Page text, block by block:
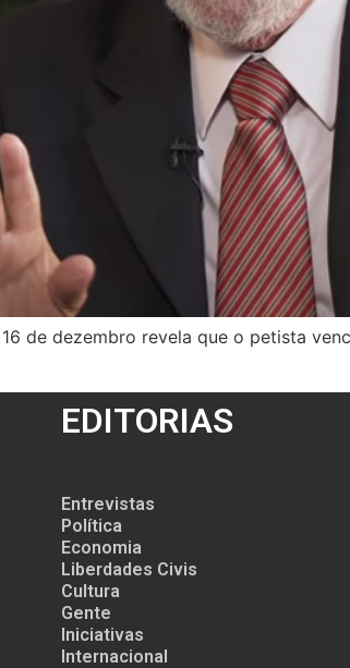
de dezembro revela que o petista
EDITORIAS
Entrevistas
Política
Economia
Liberdades Civis
Cultura
Gente
Iniciativas
Internacional